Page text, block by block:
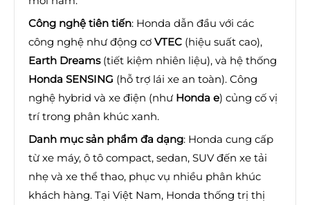
Công nghệ tiên tiến: Honda dẫn đầu với các
công nghệ như động cơ VTEC (hiệu suất cao),
Earth Dreams(tiết kiệm nhiên liệu), và hệ thống
Honda SENSING (hỗ trợ lái xe an toàn). Công
nghệ hybrid và xe điện (như Honda e) củng cố vị
trí trong phân khúc xanh.
Danh mục sản phẩm đa dạng: Honda cung cấp
từ xe máy, ô tô compact, sedan, SUV đến xe tải
nhẹ và xe thể thao, phục vụ nhiều phân khúc
khách hàng. Tại Việt Nam, Honda thống trị thị